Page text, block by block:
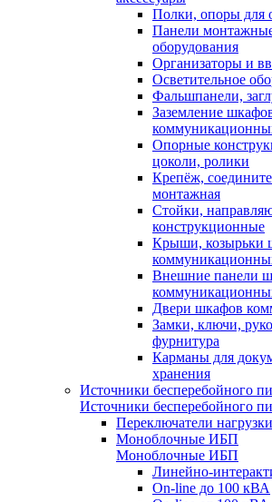
Полки, опоры для
Панели
оборудования
Организаторы и
Осветительное
Фальшпанели,
Заземление
Опорные
цоколи, ролики
Крепёж,
монтажная
Стойки,
конструкционные
Крыши, козырьки
Внешние панели
Двери шкафов
Замки, ключи,
фурнитура
Карманы для
хранения
Источники бесперебойного
Источники бесперебойного
Переключатели
Моноблочные ИБП
Моноблочные ИБП
Линейно-
On-line до 100 кВА